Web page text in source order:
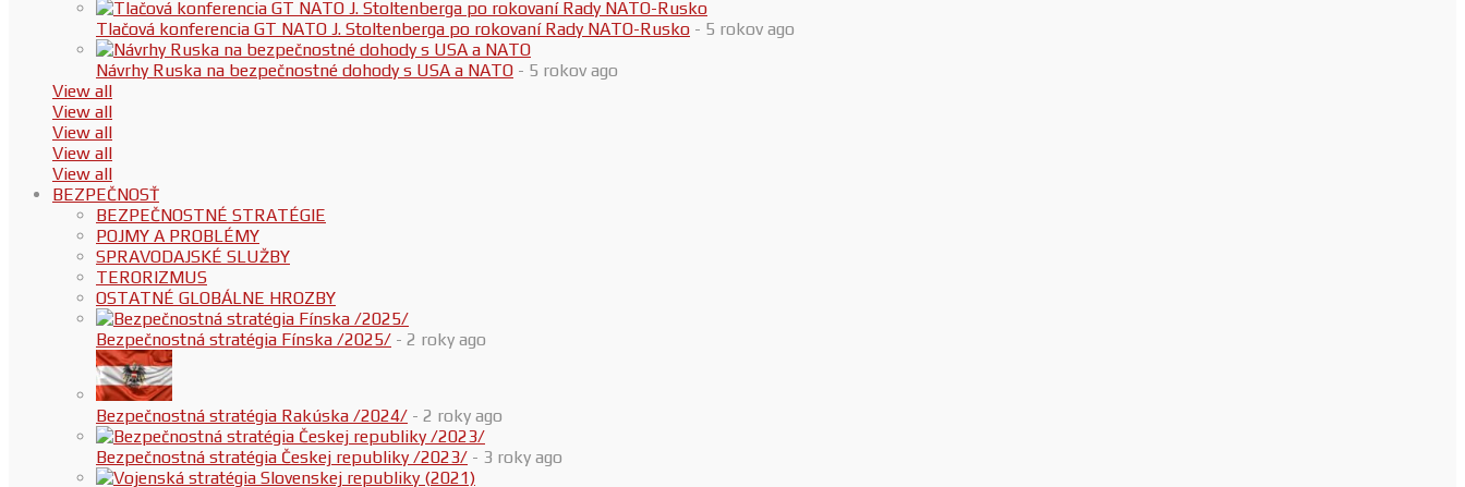
Tlačová konferencia GT NATO J. Stoltenberga po rokovaní Rady NATO-Rusko - 5 rokov ago
Návrhy Ruska na bezpečnostné dohody s USA a NATO - 5 rokov ago
View all
View all
View all
View all
View all
BEZPEČNOSŤ
BEZPEČNOSTNÉ STRATÉGIE
POJMY A PROBLÉMY
SPRAVODAJSKÉ SLUŽBY
TERORIZMUS
OSTATNÉ GLOBÁLNE HROZBY
Bezpečnostná stratégia Fínska /2025/ - 2 roky ago
Bezpečnostná stratégia Rakúska /2024/ - 2 roky ago
Bezpečnostná stratégia Českej republiky /2023/ - 3 roky ago